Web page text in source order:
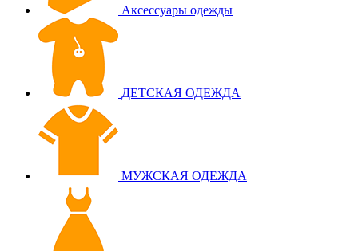
Аксессуары одежды
ДЕТСКАЯ ОДЕЖДА
МУЖСКАЯ ОДЕЖДА